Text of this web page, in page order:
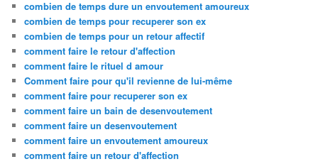
combien de temps dure un envoutement amoureux
combien de temps pour recuperer son ex
combien de temps pour un retour affectif
comment faire le retour d'affection
comment faire le rituel d amour
Comment faire pour qu'il revienne de lui-même
comment faire pour recuperer son ex
comment faire un bain de desenvoutement
comment faire un desenvoutement
comment faire un envoutement amoureux
comment faire un retour d'affection